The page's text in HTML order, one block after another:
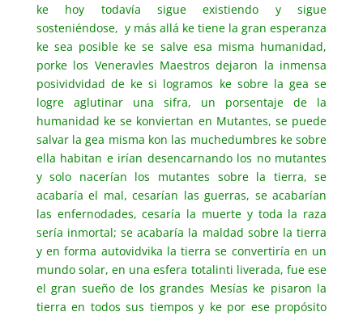
ke hoy todavía sigue existiendo y sigue
sosteniéndose, y más allá ke tiene la gran esperanza
ke sea posible ke se salve esa misma humanidad,
porke los Veneravles Maestros dejaron la inmensa
posividvidad de ke si logramos ke sobre la gea se
logre aglutinar una sifra, un porsentaje de la
humanidad ke se konviertan en Mutantes, se puede
salvar la gea misma kon las muchedumbres ke sobre
ella habitan e irían desencarnando los no mutantes
y solo nacerían los mutantes sobre la tierra, se
acabaría el mal, cesarían las guerras, se acabarían
las enfernodades, cesaría la muerte y toda la raza
sería inmortal; se acabaría la maldad sobre la tierra
y en forma autovidvika la tierra se convertiría en un
mundo solar, en una esfera totalinti liverada, fue ese
el gran sueño de los grandes Mesías ke pisaron la
tierra en todos sus tiempos y ke por ese propósito